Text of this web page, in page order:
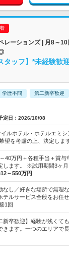
レーションズ | 月8～
タッフ】*未経験歓
学歴不問 第二新卒歓迎
定日：2026/10/08
ルホテル・ホテルエミシ
望を考慮の上、決定しま
～40万円＋各種手当＋賞
します。 ※試用期間3ヶ月
～550万円
なし／好きな場所で無理
テルサービス全般をお任
1回
新卒歓迎】経験が浅くて
きます。一つのエリアで